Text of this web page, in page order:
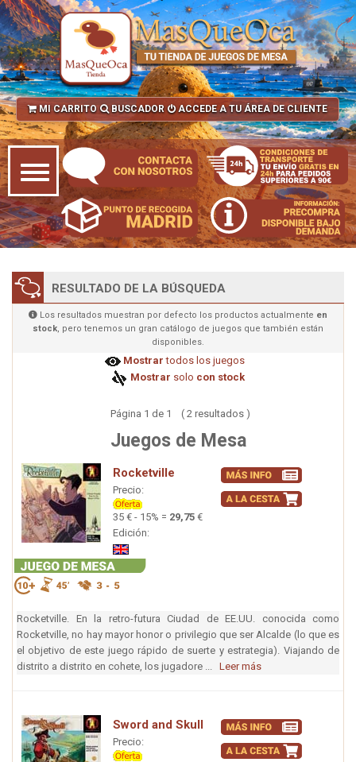
MI CARRITO BUSCADOR ACCEDE A TU ÁREA DE CLIENTE
RESULTADO DE LA BÚSQUEDA
Los resultados muestran por defecto los productos actualmente en
stock, pero tenemos un gran catálogo de juegos que también están
disponibles.
Mostrar todos los juegos
Mostrar solo con stock
Página 1 de 1 ( 2 resultados )
Juegos de Mesa
Rocketville
Precio:
35 € - 15% = 29,75 €
Edición:
Rocketville. En la retro-futura Ciudad de EE.UU. conocida como
Rocketville, no hay mayor honor o privilegio que ser Alcalde (lo que es
el objetivo de este juego rápido de suerte y estrategia). Viajando de
distrito a distrito en cohete, los jugadore ... Leer más
Sword and Skull
Precio: